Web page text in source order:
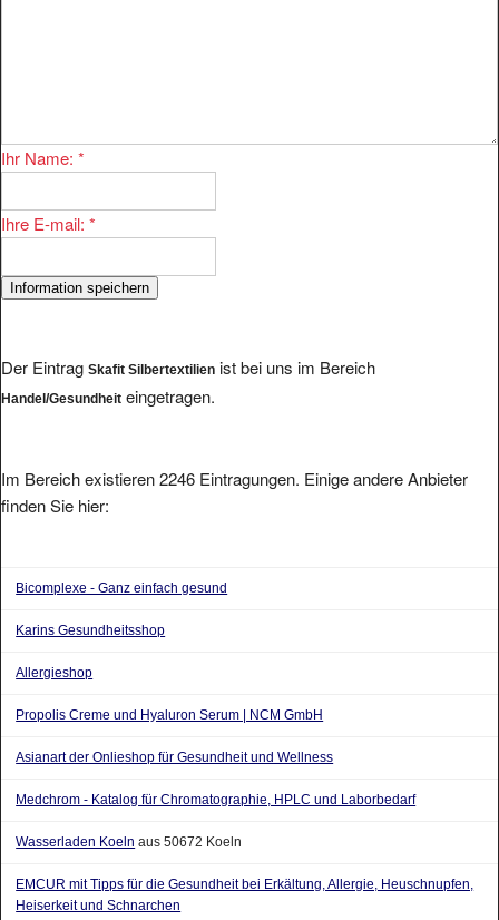
Ihr Name: *
Ihre E-mail: *
Der Eintrag Skafit Silbertextilien ist bei uns im Bereich
Handel/Gesundheit eingetragen.
Im Bereich existieren 2246 Eintragungen. Einige andere Anbieter
finden Sie hier:
Bicomplexe - Ganz einfach gesund
Karins Gesundheitsshop
Allergieshop
Propolis Creme und Hyaluron Serum | NCM GmbH
Asianart der Onlieshop für Gesundheit und Wellness
Medchrom - Katalog für Chromatographie, HPLC und Laborbedarf
Wasserladen Koeln aus 50672 Koeln
EMCUR mit Tipps für die Gesundheit bei Erkältung, Allergie, Heuschnupfen,
Heiserkeit und Schnarchen